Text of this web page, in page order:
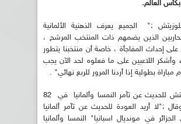
العالم.
:" الجميع يعرف الذهنية الألمانية
الذين يضمهم ذات المنتخب المرشح ،
على إحداث المفاجأة ، خاصة أن منتخبنا يتطور
وأشكر اللاعبين على ما فعلوه لحد الآن يجب
مباراة بطولية إذا أردنا المرور للربع نهائي" .
وعاد حاليلوزيتش للحديث عن تآمر النمسا وألمانيا في 82
:"لا أريد العودة للحديث عن تآمر ألمانيا
في مونديال اسبانيا" النمسا وألمانيا